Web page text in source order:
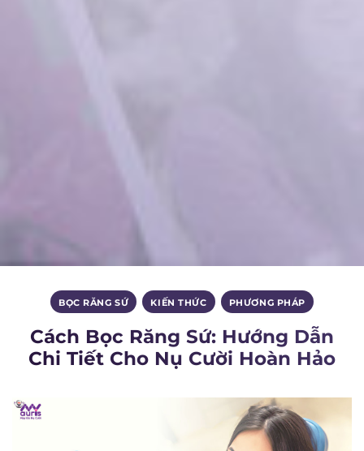
BỌC RĂNG SỨ , KIẾN THỨC , PHƯƠNG PHÁP
Cách Bọc Răng Sứ: Hướng Dẫn
Chi Tiết Cho Nụ Cười Hoàn Hảo